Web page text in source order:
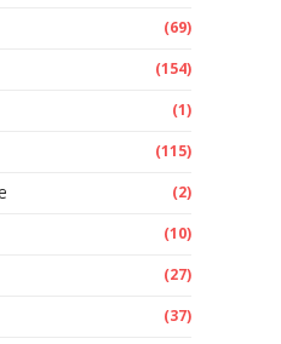
(69)
(154)
(1)
(115)
(2)
(10)
(27)
(37)